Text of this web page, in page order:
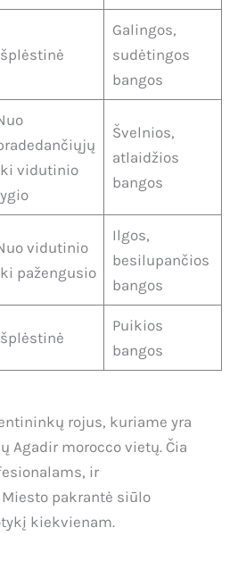
Galingos,
sudėtingos
bangos
vidutinio
Švelnios,
atlaidžios
bangos
vidutinio
pažengusio
Ilgos,
besilupančios
bangos
Puikios
bangos
rojus, kuriame yra
Agadir morocco vietų. Čia
ir
pakrantė siūlo
kiekvienam.